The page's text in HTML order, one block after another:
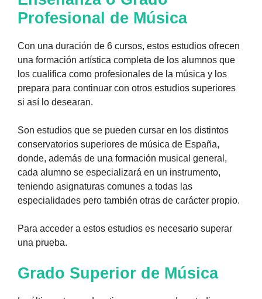
Profesional de Música
Con una duración de 6 cursos, estos estudios ofrecen
una formación artística completa de los alumnos que
los cualifica como profesionales de la música y los
prepara para continuar con otros estudios superiores
si así lo desearan.
Son estudios que se pueden cursar en los distintos
conservatorios superiores de música de España,
donde, además de una formación musical general,
cada alumno se especializará en un instrumento,
teniendo asignaturas comunes a todas las
especialidades pero también otras de carácter propio.
Para acceder a estos estudios es necesario superar
una prueba.
Grado Superior de Música